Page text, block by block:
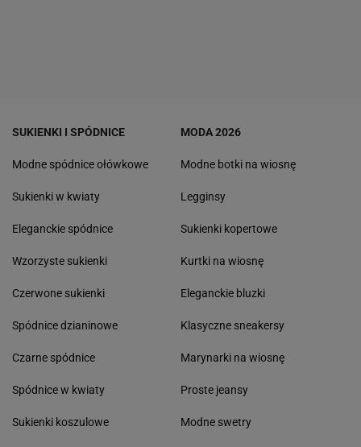
SUKIENKI I SPÓDNICE
Modne spódnice ołówkowe
Sukienki w kwiaty
Eleganckie spódnice
Wzorzyste sukienki
Czerwone sukienki
Spódnice dzianinowe
Czarne spódnice
Spódnice w kwiaty
Sukienki koszulowe
MODA 2026
Modne botki na wiosnę
Legginsy
Sukienki kopertowe
Kurtki na wiosnę
Eleganckie bluzki
Klasyczne sneakersy
Marynarki na wiosnę
Proste jeansy
Modne swetry